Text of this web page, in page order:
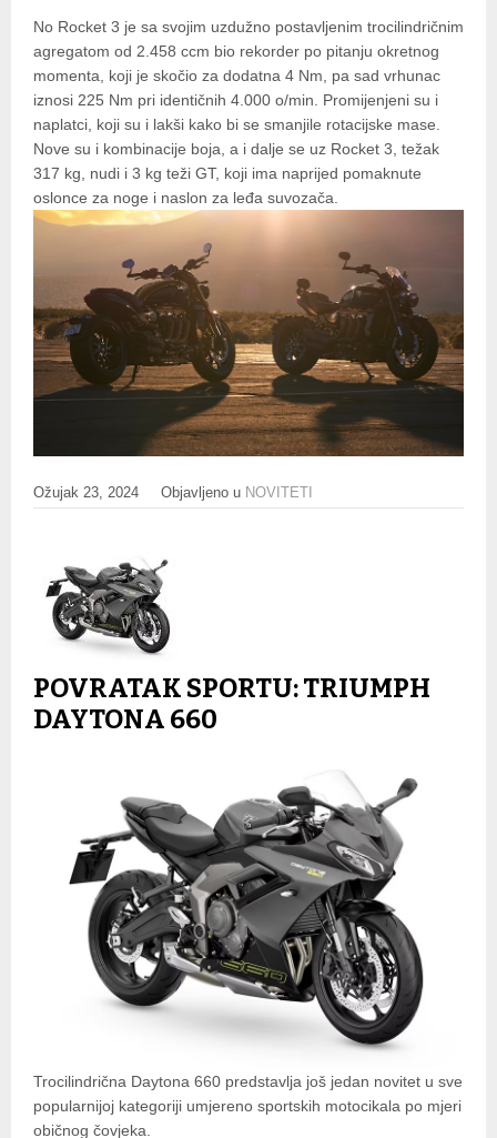
No Rocket 3 je sa svojim uzdužno postavljenim trocilindričnim
agregatom od 2.458 ccm bio rekorder po pitanju okretnog
momenta, koji je skočio za dodatna 4 Nm, pa sad vrhunac
iznosi 225 Nm pri identičnih 4.000 o/min. Promijenjeni su i
naplatci, koji su i lakši kako bi se smanjile rotacijske mase.
Nove su i kombinacije boja, a i dalje se uz Rocket 3, težak
317 kg, nudi i 3 kg teži GT, koji ima naprijed pomaknute
oslonce za noge i naslon za leđa suvozača.
Ožujak 23, 2024 Objavljeno u NOVITETI
POVRATAK SPORTU: TRIUMPH
DAYTONA 660
Trocilindrična Daytona 660 predstavlja još jedan novitet u sve
popularnijoj kategoriji umjereno sportskih motocikala po mjeri
običnog čovjeka.